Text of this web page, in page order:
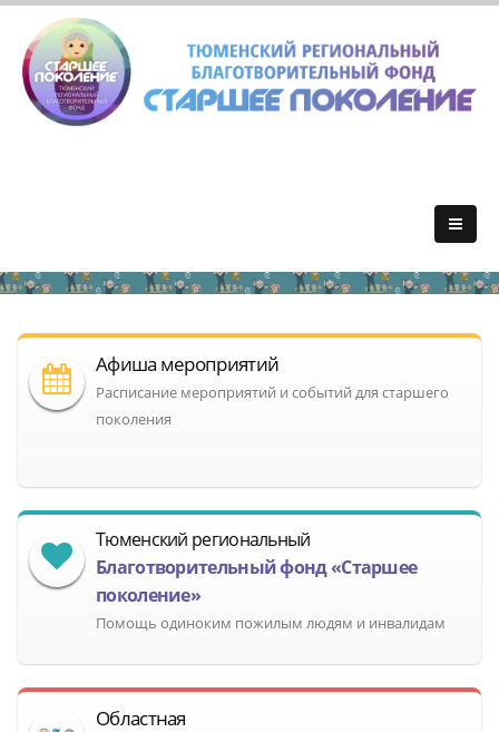
Афиша мероприятий
Расписание мероприятий и событий для старшего
поколения
Тюменский региональный
Благотворительный фонд «Старшее
поколение»
Помощь одиноким пожилым людям и инвалидам
Областная